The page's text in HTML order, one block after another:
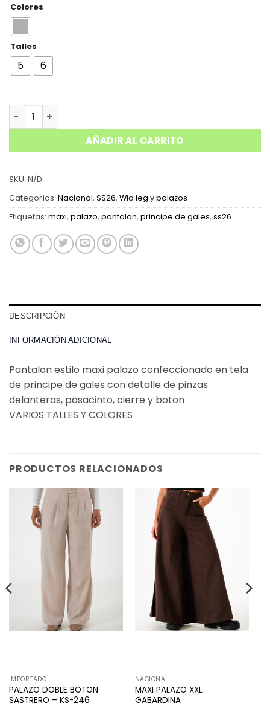
Colores
Talles
5 6
MAXI PALAZO 40 PRINCIPE DE GALES cantidad
AÑADIR AL CARRITO
SKU: N/D
Categorías: Nacional, SS26, Wid leg y palazos
Etiquetas: maxi, palazo, pantalon, principe de gales, ss26
DESCRIPCIÓN
INFORMACIÓN ADICIONAL
Pantalon estilo maxi palazo confeccionado en tela
de principe de gales con detalle de pinzas
delanteras, pasacinto, cierre y boton
VARIOS TALLES Y COLORES
PRODUCTOS RELACIONADOS
IMPORTADO
PALAZO DOBLE BOTON
SASTRERO – KS-246
NACIONAL
MAXI PALAZO XXL
GABARDINA